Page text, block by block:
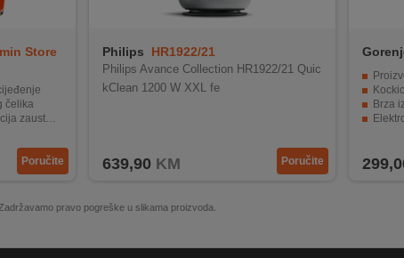
Store
čelika
kapanja
Poručite
Philips HR1922/21
Philips Avance Collection HR1922/21 Quic
kClean 1200 W XXL fe
639,90 KM Poručite
Brza
pravo pogreške u slikama proizvoda.